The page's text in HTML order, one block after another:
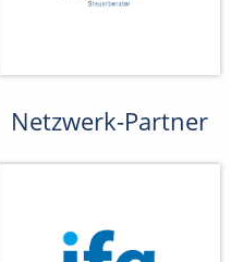
Netzwerk-Partner